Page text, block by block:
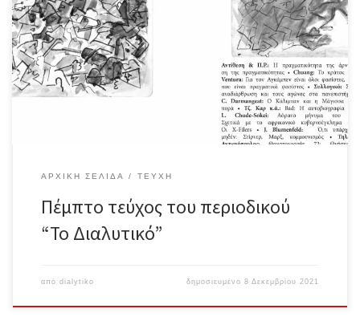
Smith και Fabio Lanza – Το κράτος της επιδημίας Raffaele Alberto
Ventura – Για τον Αγκάμπεν είναι όλοι φασίστες, εκτός από
εκείνους που είναι πραγματικά φασίστες Συλλογικό – Σκέψεις
πάνω στην αναδιάρθρωση και τους αγώνες στα πανεπιστήμια Yann
Kindo και Christophe Darmangeat – Ο Κάλιμπαν και η Μάγισσα ή Η
ιστορία στην πυρά Τζέιμς Καρ / Ισαάκ Κρόνιν / Νταν Χάμερ / BM
Blob – Bad – Η αυτοβιογραφία του Τζέιμς Καρ Louis Chude-Sokei
ΑΡΧΙΚΉ ΣΕΛΊΔΑ ΤΕΎΧΗ
Πέμπτο τεύχος του περιοδικού
“Το Διαλυτικό”
από dialytiko δημοσιευμένο8 Δεκεμβρίου 2021